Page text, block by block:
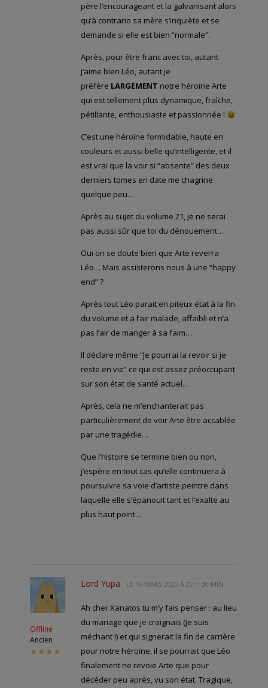
père l’encourageant et la galvanisant alors
qu’à contrario sa mère s’inquiète et se
demande si elle est bien “normale”.
Après, pour être franc avec toi, autant
j’aime bien Léo, autant je
préfère LARGEMENT notre héroïne Arte
qui est tellement plus dynamique, fraîche,
pétillante, enthousiaste et passionnée !
C’est une héroïne formidable, haute en
couleurs et aussi belle qu’intelligente, et il
est vrai que la voir si “absente” des deux
derniers tomes en date me chagrine
quelque peu…
Après au sujet du volume 21, je ne serai
pas aussi sûr que toi du dénouement…
Oui on se doute bien que Arte reverra
Léo… Mais assisterons nous à une “happy
end” ?
Après tout Léo parait en piteux état à la fin
du volume et a l’air malade, affaibli et n’a
pas l’air de manger à sa faim…
Il déclare même “Je pourrai la revoir si je
reste en vie” ce qui est assez préoccupant
sur son état de santé actuel…
Après, cela ne m’enchanterait pas
particulièrement de voir Arte être accablée
par une tragédie…
Que l’histoire se termine bien ou non,
j’espère en tout cas qu’elle continuera à
poursuivre sa voie d’artiste peintre dans
laquelle elle s’épanouit tant et l’exalte au
plus haut point…
Offline
Ancien
★★★★
Lord Yupa LE 16 MARS 2025 À 22 H 00 MIN
Ah cher Xanatos tu m’y fais penser : au lieu
du mariage que je craignais (je suis
méchant !) et qui signerait la fin de carrière
pour notre héroïne, il se pourrait que Léo
finalement ne revoie Arte que pour
décéder peu après, vu son état. Tragique,